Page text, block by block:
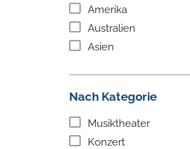
Amerika
Australien
Asien
Nach Kategorie
Musiktheater
Konzert